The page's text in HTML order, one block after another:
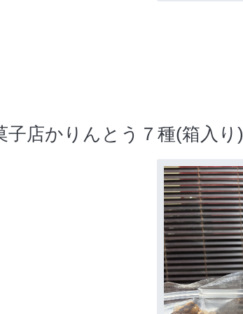
子店かりんとう７種(箱入り)